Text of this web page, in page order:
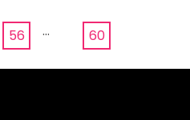
56 ... 60